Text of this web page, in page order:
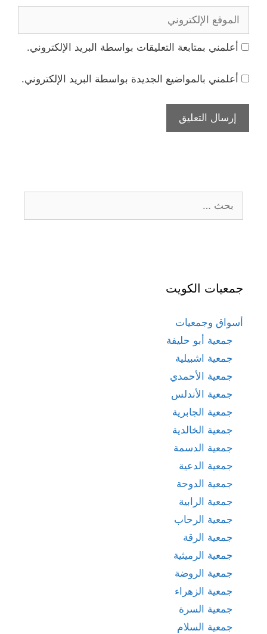
الإلكتروني
أعلمني بمتابعة التعليقات بواسطة البريد الإلكتروني.
أعلمني بالمواضيع الجديدة بواسطة البريد الإلكتروني.
عن:
جمعيات الكويت
أسواق وجمعيات
جمعية أبو حليفة
جمعية اشبيلية
جمعية الأحمدي
جمعية الأندلس
جمعية الجابرية
جمعية الخالدية
جمعية الدسمة
جمعية الدعية
جمعية الدوحة
جمعية الرابية
جمعية الرحاب
جمعية الرقة
جمعية الرميثية
جمعية الروضة
جمعية الزهراء
جمعية السرة
جمعية السلام